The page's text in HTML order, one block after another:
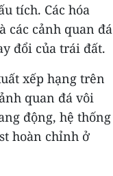
tích. Các hóa
các cảnh quan đá
đổi của trái đất.
xếp hạng trên
quan đá vôi
động, hệ thống
hoàn chỉnh ở